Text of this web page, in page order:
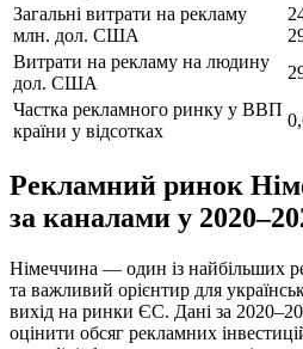
Загальні витрати на рекламу
млн. дол. США
Витрати на рекламу на людину
дол. США
Частка рекламного ринку у ВВП
країни у відсотках
Рекламний ринок
за каналами у
Німеччина — один із найбільших
та важливий орієнтир для
вихід на ринки ЄС. Дані за
оцінити обсяг рекламних